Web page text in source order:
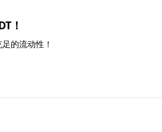
！
的流动性！